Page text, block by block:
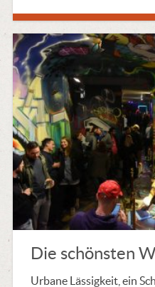
Die schönsten
Urbane Lässigkeit, ein